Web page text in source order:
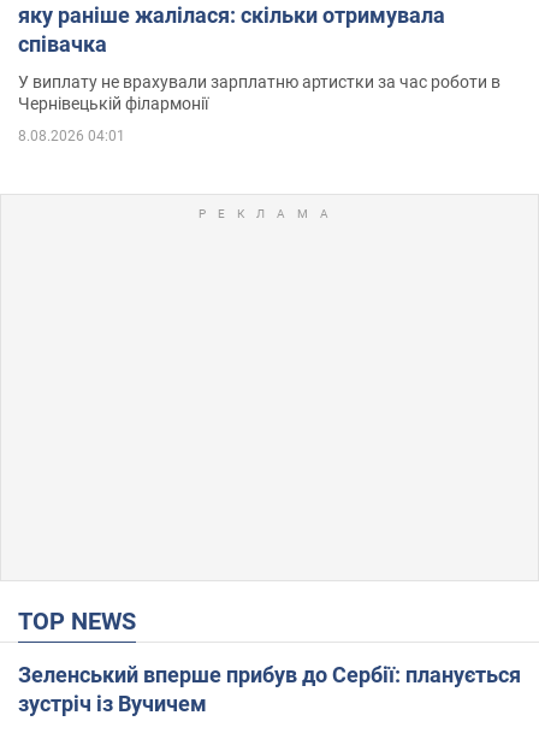
яку раніше жалілася: скільки отримувала
співачка
У виплату не врахували зарплатню артистки за час роботи в
Чернівецькій філармонії
8.08.2026 04:01
TOP NEWS
Зеленський вперше прибув до Сербії: планується
зустріч із Вучичем